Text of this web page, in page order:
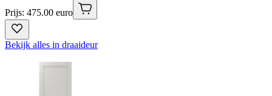
Prijs: 475.00 euro
Bekijk alles in draaideur